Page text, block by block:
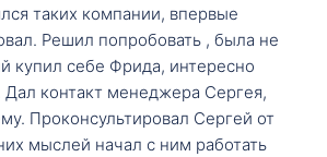
таких компании, впервые
Решил попробовать , была не
купил себе Фрида, интересно
Дал контакт менеджера Сергея,
Проконсультировал Сергей от
мыслей начал с ним работать